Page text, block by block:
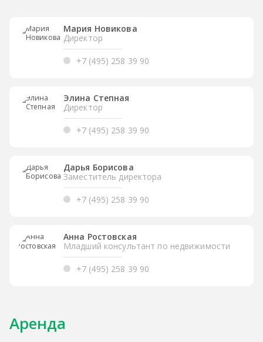
Мария Новикова
Директор
+7 (495) 258 39 90
Элина Степная
Директор
+7 (495) 258 39 90
Дарья Борисова
Заместитель директора
+7 (495) 258 39 90
Анна Ростовская
Младший консультант по недвижимости
+7 (495) 258 39 90
Аренда